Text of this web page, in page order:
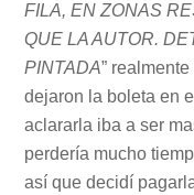
FILA, EN ZONAS
QUE LA AUTOR.
PINTADA”
dejaron la boleta en
aclararla iba a ser
perdería mucho
así que decidí